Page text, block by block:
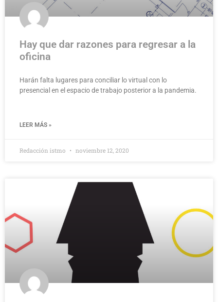
Hay que dar razones para regresar a la
oficina
Harán falta lugares para conciliar lo virtual con lo
presencial en el espacio de trabajo posterior a la pandemia.
LEER MÁS »
Redacción istmo noviembre 12, 2020